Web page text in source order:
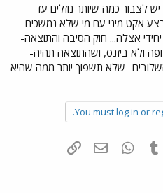
לצבור כמה שיותר נוזלים עד
אקט מיני עם מי שלא נמשכים
אצלה... חוק הסיבה והתוצאה-
ולא ביזנס, ושהתוצאה תהיה-
שלא תשפוך יותר ממה שהיא
You must log in or
Tumblr
WhatsAppדואר אלקטרוני